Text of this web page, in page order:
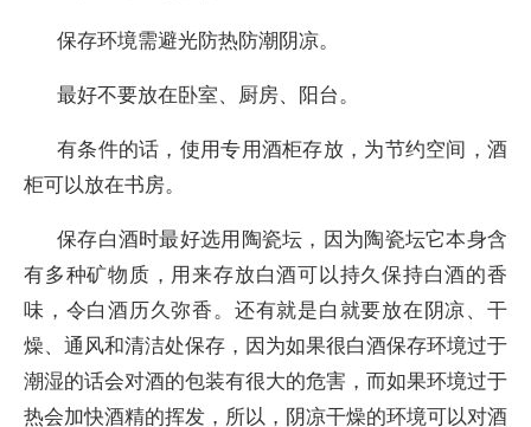
保存环境需避光防热防潮阴凉。
最好不要放在卧室、厨房、阳台。
有条件的话，使用专用酒柜存放，为节约空间，酒
柜可以放在书房。
保存白酒时最好选用陶瓷坛，因为陶瓷坛它本身含
有多种矿物质，用来存放白酒可以持久保持白酒的香
味，令白酒历久弥香。还有就是白就要放在阴凉、干
燥、通风和清洁处保存，因为如果很白酒保存环境过于
潮湿的话会对酒的包装有很大的危害，而如果环境过于
热会加快酒精的挥发，所以，阴凉干燥的环境可以对酒